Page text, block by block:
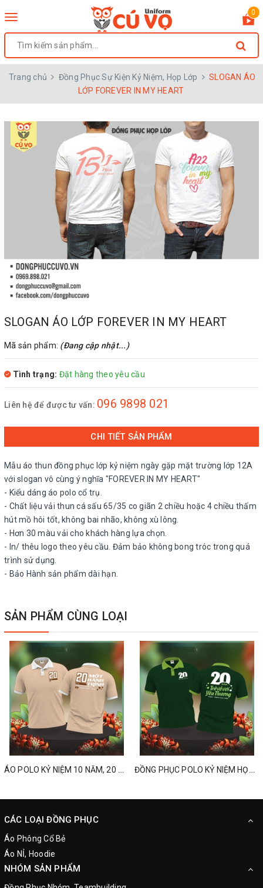
Toggle
0
Trang chủ Đồng Phục Sự Kiện Kỷ Niệm, Họp Lớp
SLOGAN ÁO
LỚP FOREVER IN MY HEART
SLOGAN ÁO LỚP FOREVER IN MY HEART
Mã sản phẩm: (Đang cập nhật...)
Tình trạng: Đặt hàng theo yêu cầu
Liên hệ để được tư vấn: 096 9898 021
CHI TIẾT SẢN PHẨM
Mẫu áo thun đồng phục lớp kỷ niệm ngày gặp mặt trường lớp 12A
với slogan vô cùng ý nghĩa "FOREVER IN MY HEART"
- Kiểu dáng áo polo cổ trụ.
- Chất liệu vải thun cá sấu 65/35 co giãn 2 chiều hoặc 4 chiều thấm
hút mồ hôi tốt, không bai nhão, không xù lông.
- Hơn 30 màu vải cho khách hàng lựa chọn.
- In/ thêu logo theo yêu cầu. Đảm bảo không bong tróc trong quá
trình sử dụng.
- Bảo Hành sản phẩm dài hạn.
SẢN PHẨM CÙNG LOẠI
ÁO POLO KỶ NIỆM 10 NĂM, 20 NĂM, 30 NĂM, 40 NĂM HỌP LỚP ĐỒNG PHỤC POLO KỶ NIỆM HỌP LỚP 10 NĂM, 20 NĂM, 30 NĂM, 40 NĂM
CÁC LOẠI ĐỒNG PHỤC
Áo Phông Cổ Bẻ
Áo NỈ, Hoodie
NHÓM SẢN PHẨM